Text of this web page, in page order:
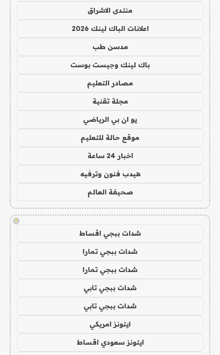
منتدى الاشراق
اعلانات الباك لينك 2026
مدسن طب
باك لينك وجيست بوست
مصادر التعليم
مجلة تقنية
يو ان بي الرياضي
موقع حالة للتعليم
اخبار 24 ساعة
هيدب فنون وترفيه
صحيفة العالم
!
شدات ببجي اقساط
شدات ببجي تمارا
شدات ببجي تمارا
شدات ببجي تابي
شدات ببجي تابي
ايتونز امريكي
ايتونز سعودي اقساط